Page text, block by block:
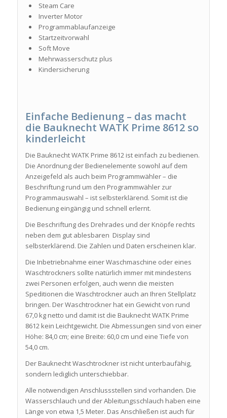
Steam Care
Inverter Motor
Programmablaufanzeige
Startzeitvorwahl
Soft Move
Mehrwasserschutz plus
Kindersicherung
Einfache Bedienung – das macht
die Bauknecht WATK Prime 8612 so
kinderleicht
Die Bauknecht WATK Prime 8612 ist einfach zu bedienen.
Die Anordnung der Bedienelemente sowohl auf dem
Anzeigefeld als auch beim Programmwähler – die
Beschriftung rund um den Programmwähler zur
Programmauswahl – ist selbsterklärend. Somit ist die
Bedienung eingängig und schnell erlernt.
Die Beschriftung des Drehrades und der Knöpfe rechts
neben dem gut ablesbaren Display sind
selbsterklärend. Die Zahlen und Daten erscheinen klar.
Die Inbetriebnahme einer Waschmaschine oder eines
Waschtrockners sollte natürlich immer mit mindestens
zwei Personen erfolgen, auch wenn die meisten
Speditionen die Waschtrockner auch an Ihren Stellplatz
bringen. Der Waschtrockner hat ein Gewicht von rund
67,0 kg netto und damit ist die Bauknecht WATK Prime
8612 kein Leichtgewicht. Die Abmessungen sind von einer
Höhe: 84,0 cm; eine Breite: 60,0 cm und eine Tiefe von
54,0 cm.
Der Bauknecht Waschtrockner ist nicht unterbaufähig,
sondern lediglich unterschiebbar.
Alle notwendigen Anschlussstellen sind vorhanden. Die
Wasserschlauch und der Ableitungsschlauch haben eine
Länge von etwa 1,5 Meter. Das Anschließen ist auch für